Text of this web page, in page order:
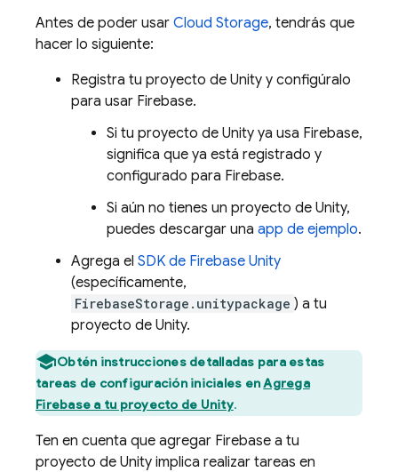
Antes de poder usar Cloud Storage, tendrás que
hacer lo siguiente:
Registra tu proyecto de Unity y configúralo
para usar Firebase.
Si tu proyecto de Unity ya usa Firebase,
significa que ya está registrado y
configurado para Firebase.
Si aún no tienes un proyecto de Unity,
puedes descargar una app de ejemplo.
Agrega el SDK de Firebase Unity
(específicamente,
FirebaseStorage.unitypackage ) a tu
proyecto de Unity.
Obtén instrucciones detalladas para estas
tareas de configuración iniciales enAgrega
Firebase a tu proyecto de Unity.
Ten en cuenta que agregar Firebase a tu
proyecto de Unity implica realizar tareas en